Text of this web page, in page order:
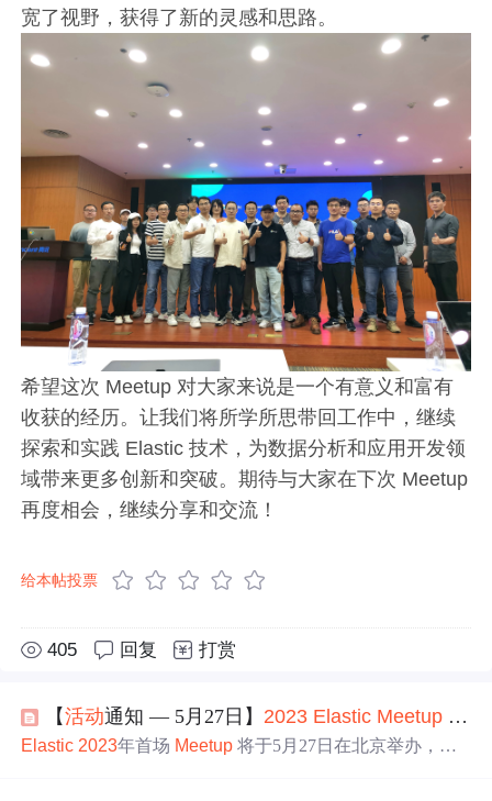
宽了视野，获得了新的灵感和思路。
希望这次 Meetup 对大家来说是一个有意义和富有
收获的经历。让我们将所学所思带回工作中，继续
探索和实践 Elastic 技术，为数据分析和应用开发领
域带来更多创新和突破。期待与大家在下次 Meetup
再度相会，继续分享和交流！
给本帖投票
405 回复 打赏
【活动通知 — 5月27日】 2023 Elastic Meetup
Elastic 2023年首场 Meetup 将于5月27日在北京举办，本